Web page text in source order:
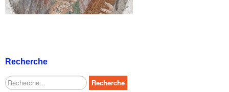
Recherche
Rechercher Recherche